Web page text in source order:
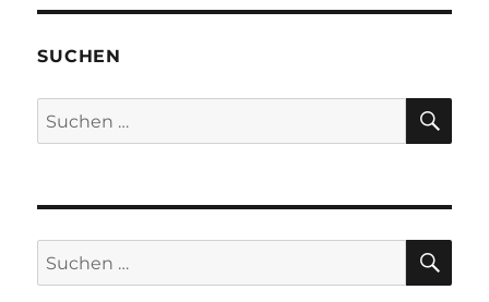
SUCHEN
Suchen
nach:
Suchen
nach: